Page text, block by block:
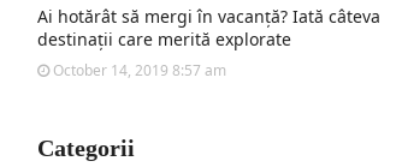
Ai hotărât să mergi în vacanță? Iată câteva
destinații care merită explorate
October 14, 2019 8:57 am
Categorii